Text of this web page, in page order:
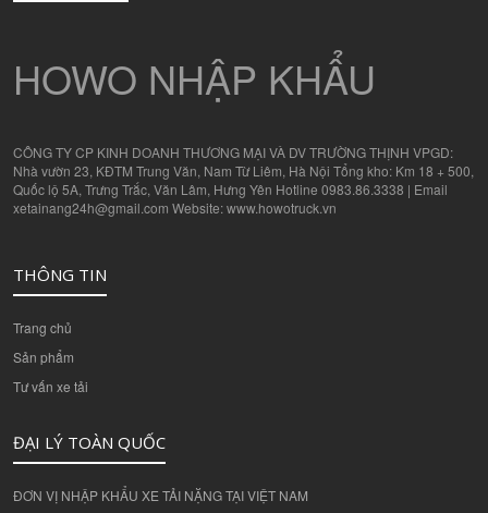
HOWO NHẬP KHẨU
CÔNG TY CP KINH DOANH THƯƠNG MẠI VÀ DV TRƯỜNG THỊNH VPGD:
Nhà vườn 23, KĐTM Trung Văn, Nam Từ Liêm, Hà Nội Tổng kho: Km 18 + 500,
Quốc lộ 5A, Trưng Trắc, Văn Lâm, Hưng Yên Hotline 0983.86.3338 | Email
xetainang24h@gmail.com Website: www.howotruck.vn
THÔNG TIN
Trang chủ
Sản phẩm
Tư vấn xe tải
ĐẠI LÝ TOÀN QUỐC
ĐƠN VỊ NHẬP KHẨU XE TẢI NẶNG TẠI VIỆT NAM